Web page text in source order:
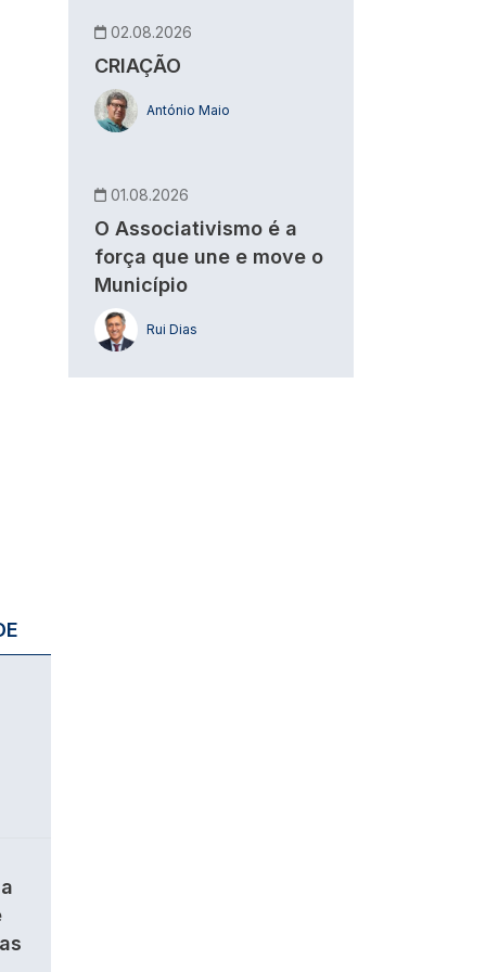
02.08.2026
CRIAÇÃO
António Maio
01.08.2026
O Associativismo é a
força que une e move o
Município
Rui Dias